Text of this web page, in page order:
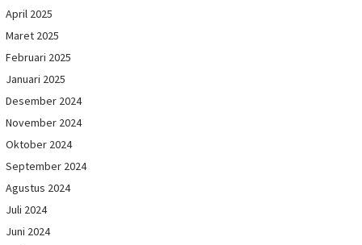
April 2025
Maret 2025
Februari 2025
Januari 2025
Desember 2024
November 2024
Oktober 2024
September 2024
Agustus 2024
Juli 2024
Juni 2024